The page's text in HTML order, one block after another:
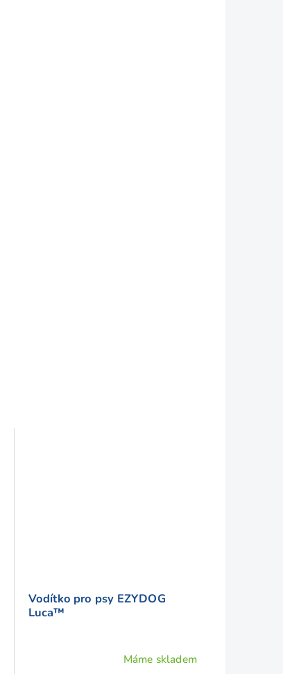
Vodítko pro psy EZYDOG
Luca™
Máme skladem